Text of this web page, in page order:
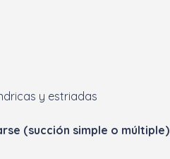
y estriadas
(succión simple o múltiple)